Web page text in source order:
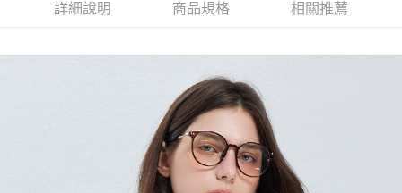
每筆NT$80，滿NT$2,000(含以上)免運費
每筆NT$80，滿NT$2,000(含以上)免運費
每筆NT$80，滿NT$2,000(含以上)免運費
詳細說明 商品規格 相關推薦